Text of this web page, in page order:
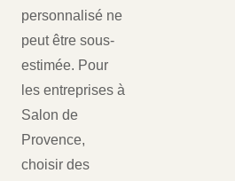
personnalisé ne
peut être sous-
estimée. Pour
les entreprises à
Salon de
Provence,
choisir des